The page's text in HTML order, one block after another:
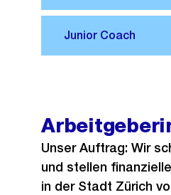
Unser Auftrag: Wir
und stellen
in der Stadt Zürich